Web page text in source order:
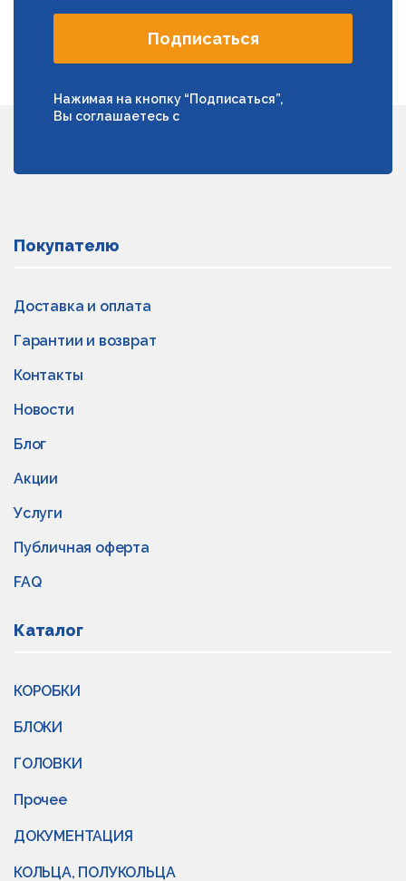
Подписаться
Нажимая на кнопку “Подписаться”,
Вы соглашаетесь с
Покупателю
Доставка и оплата
Гарантии и возврат
Контакты
Новости
Блог
Акции
Услуги
Публичная оферта
FAQ
Каталог
КОРОБКИ
БЛОКИ
ГОЛОВКИ
Прочее
ДОКУМЕНТАЦИЯ
КОЛЬЦА, ПОЛУКОЛЬЦА